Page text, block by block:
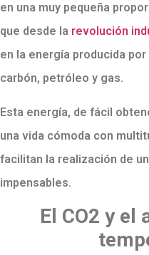
en una muy pequeña
que desde la revolución
en la energía producida por
carbón, petróleo y gas.
Esta energía, de fácil
una vida cómoda con
facilitan la realización de
impensables.
El CO2 y el